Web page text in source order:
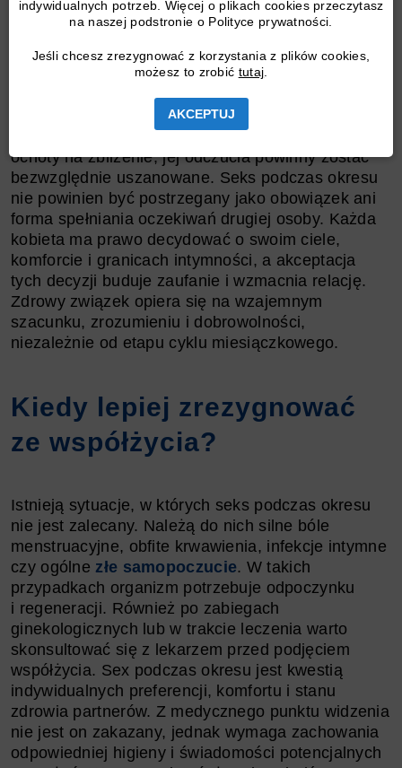
indywidualnych potrzeb. Więcej o plikach cookies przeczytasz
na naszej podstronie o Polityce prywatności.
Jeśli chcesz zrezygnować z korzystania z plików cookies,
możesz to zrobić tutaj
AKCEPTUJ
jest nastawienie psychiczne obojga partnerów.
Menstruacja nadal bywa tematem tabu, a związane
z nią kompleksy czy wstyd mogą wpływać na
poczucie atrakcyjności i swobody kobiety. Dlatego
tak istotna jest otwarta komunikacja oraz empatia
ze strony partnera. Jeśli jedna ze stron czuje się
niepewnie, skrępowana lub po prostu nie ma
ochoty na zbliżenie, jej odczucia powinny zostać
bezwzględnie uszanowane. Seks podczas okresu
nie powinien być postrzegany jako obowiązek ani
forma spełniania oczekiwań drugiej osoby. Każda
kobieta ma prawo decydować o swoim ciele,
komforcie i granicach intymności, a akceptacja
tych decyzji buduje zaufanie i wzmacnia relację.
Zdrowy związek opiera się na wzajemnym
szacunku, zrozumieniu i dobrowolności,
niezależnie od etapu cyklu miesiączkowego.
Kiedy lepiej zrezygnować
ze współżycia?
Istnieją sytuacje, w których seks podczas okresu
nie jest zalecany. Należą do nich silne bóle
menstruacyjne, obfite krwawienia, infekcje intymne
czy ogólne złe samopoczucie. W takich
przypadkach organizm potrzebuje odpoczynku
i regeneracji. Również po zabiegach
ginekologicznych lub w trakcie leczenia warto
skonsultować się z lekarzem przed podjęciem
współżycia. Sex podczas okresu jest kwestią
indywidualnych preferencji, komfortu i stanu
zdrowia partnerów. Z medycznego punktu widzenia
nie jest on zakazany, jednak wymaga zachowania
odpowiedniej higieny i świadomości potencjalnych